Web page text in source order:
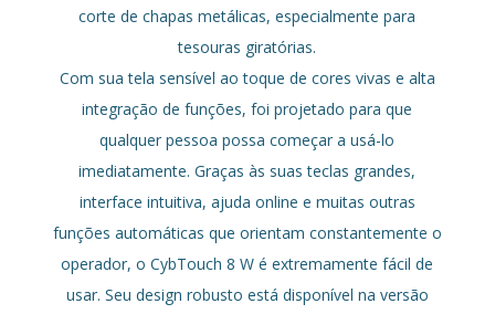
corte de chapas metálicas, especialmente para
tesouras giratórias.
Com sua tela sensível ao toque de cores vivas e alta
integração de funções, foi projetado para que
qualquer pessoa possa começar a usá-lo
imediatamente. Graças às suas teclas grandes,
interface intuitiva, ajuda online e muitas outras
funções automáticas que orientam constantemente o
operador, o CybTouch 8 W é extremamente fácil de
usar. Seu design robusto está disponível na versão